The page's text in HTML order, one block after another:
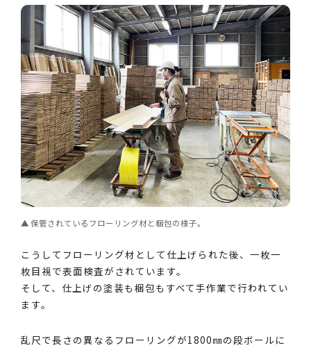
保管されているフローリング材と梱包の様子。
こうしてフローリング材として仕上げられた後、一枚一
枚目視で表面検査がされています。
そして、仕上げの塗装も梱包もすべて手作業で行われてい
ます。
乱尺で長さの異なるフローリングが1800㎜の段ボールに